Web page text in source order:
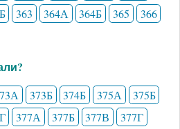
363 364А 364Б 365
366
373Б 374Б 375А
375Б
377А 377Б 377В
377Г